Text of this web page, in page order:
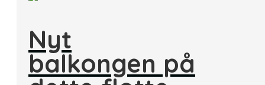
Nyt
balkongen på